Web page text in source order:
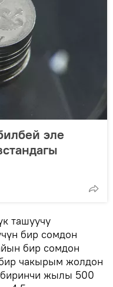
эле
ташуучу
бир сомдон
бир сомдон
чакырым жолдон
биринчи жылы 500